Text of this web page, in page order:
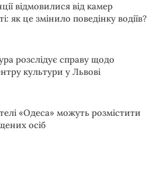
відмовилися від камер
як це змінило поведінку водіїв?
розслідує справу щодо
культури у Львові
«Одеса» можуть розмістити
осіб